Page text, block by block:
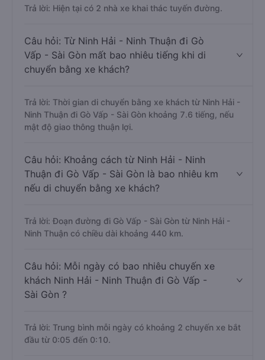
Trả lời: Hiện tại có 2 nhà xe khai thác tuyến đường.
Câu hỏi: Từ Ninh Hải - Ninh Thuận đi Gò
Vấp - Sài Gòn mất bao nhiêu tiếng khi di
chuyển bằng xe khách?
Trả lời: Thời gian di chuyển bằng xe khách từ Ninh Hải -
Ninh Thuận đi Gò Vấp - Sài Gòn khoảng 7.6 tiếng, nếu
mật độ giao thông thuận lợi.
Câu hỏi: Khoảng cách từ Ninh Hải - Ninh
Thuận đi Gò Vấp - Sài Gòn là bao nhiêu km
nếu di chuyển bằng xe khách?
Trả lời: Đoạn đường đi Gò Vấp - Sài Gòn từ Ninh Hải -
Ninh Thuận có chiều dài khoảng 440 km.
Câu hỏi: Mỗi ngày có bao nhiêu chuyến xe
khách Ninh Hải - Ninh Thuận đi Gò Vấp -
Sài Gòn ?
Trả lời: Trung bình mỗi ngày có khoảng 2 chuyến xe bắt
đầu từ 0:05 đến 0:10.